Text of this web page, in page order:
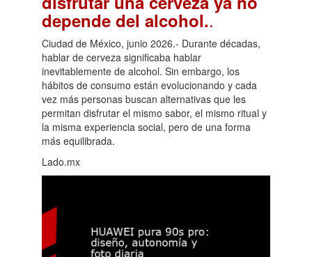
depende del alcohol..
Ciudad de México, junio 2026.- Durante décadas,
hablar de cerveza significaba hablar
inevitablemente de alcohol. Sin embargo, los
hábitos de consumo están evolucionando y cada
vez más personas buscan alternativas que les
permitan disfrutar el mismo sabor, el mismo ritual y
la misma experiencia social, pero de una forma
más equilibrada.
Lado.mx